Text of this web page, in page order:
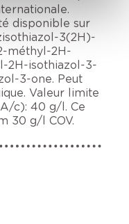
disponible sur
3(2H)-
méthyl-2H-
2H-isothiazol-3-
3-one. Peut
Valeur limite
c): 40 g/l. Ce
30 g/l COV.